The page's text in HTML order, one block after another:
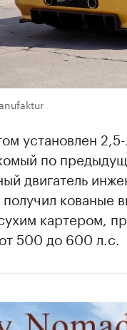
00:00 00:00
установлен
по
двигатель
получил
картером,
от 500 до 600 л.с.